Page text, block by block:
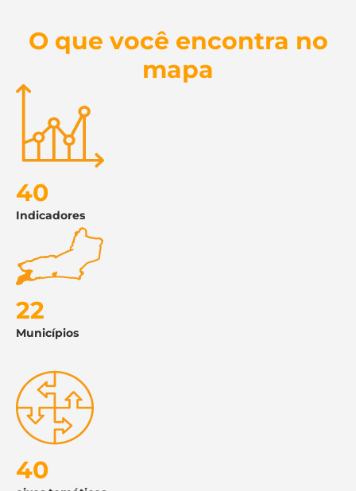
O que você encontra no
mapa
40
Indicadores
22
Municípios
40